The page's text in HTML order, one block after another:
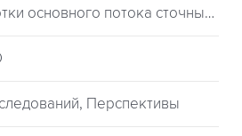
4. Процесс обработки основного потока сточных вод
Перспективы